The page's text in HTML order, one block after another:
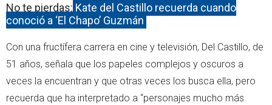
No te pierdas: Kate del Castillo recuerda cuando
conoció a ‘El Chapo’ Guzmán
Con una fructífera carrera en cine y televisión, Del Castillo, de
51 años, señala que los papeles complejos y oscuros a
veces la encuentran y que otras veces los busca ella, pero
recuerda que ha interpretado a “personajes mucho más